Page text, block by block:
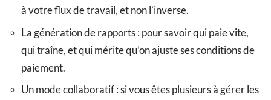
à votre flux de travail, et non l’inverse.
La génération de rapports : pour savoir qui paie vite,
qui traîne, et qui mérite qu’on ajuste ses conditions de
paiement.
Un mode collaboratif : si vous êtes plusieurs à gérer les